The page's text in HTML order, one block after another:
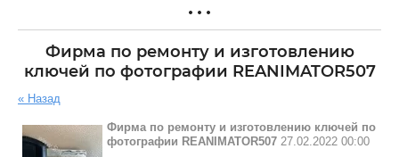
Фирма по ремонту и изготовлению
ключей по фотографии REANIMATOR507
« Назад
Фирма по ремонту и изготовлению ключей по
фотографии REANIMATOR507 27.02.2022 00:00